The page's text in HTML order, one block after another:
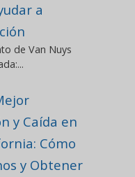
a
de Van Nuys
y Caída en
Cómo
y Obtener